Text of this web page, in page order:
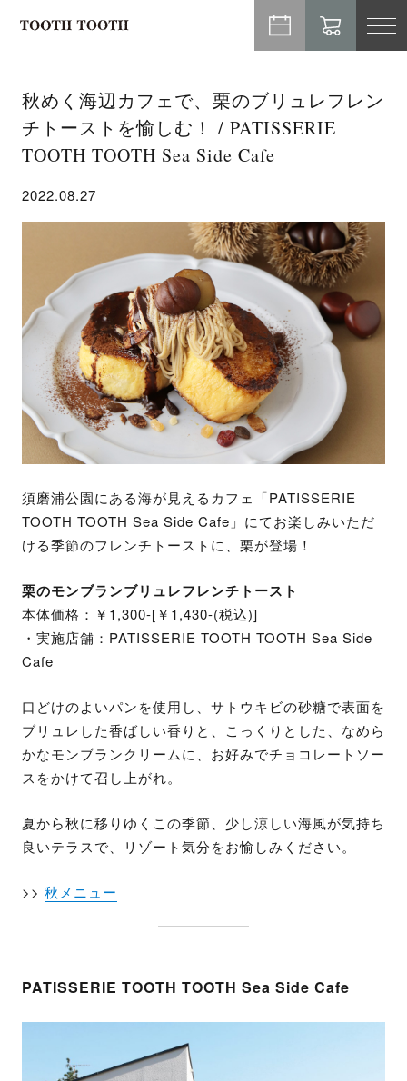
秋めく海辺カフェで、栗のブリュレフレン
チトーストを愉しむ！ / PATISSERIE
TOOTH TOOTH Sea Side Cafe
2022.08.27
須磨浦公園にある海が見えるカフェ「PATISSERIE
TOOTH TOOTH Sea Side Cafe」にてお楽しみいただ
ける季節のフレンチトーストに、栗が登場！
栗のモンブランブリュレフレンチトースト
本体価格：￥1,300-[￥1,430-(税込)]
・実施店舗：PATISSERIE TOOTH TOOTH Sea Side
Cafe
口どけのよいパンを使用し、サトウキビの砂糖で表面を
ブリュレした香ばしい香りと、こっくりとした、なめら
かなモンブランクリームに、お好みでチョコレートソー
スをかけて召し上がれ。
夏から秋に移りゆくこの季節、少し涼しい海風が気持ち
良いテラスで、リゾート気分をお愉しみください。
>> 秋メニュー
PATISSERIE TOOTH TOOTH Sea Side Cafe